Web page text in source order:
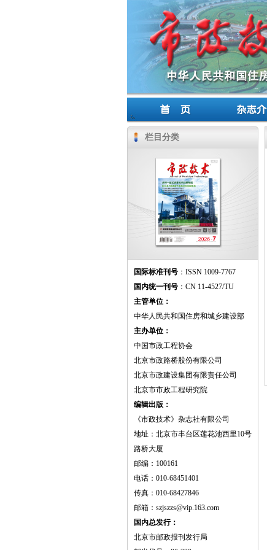
栏目分类
国际标准刊号 ：ISSN 1009-7767
国内统一刊号 ：CN 11-4527/TU
主管单位：
中华人民共和国住房和城乡建设部
主办单位：
中国市政工程协会
北京市政路桥股份有限公司
北京市政建设集团有限责任公司
北京市市政工程研究院
编辑出版：
《市政技术》杂志社有限公司
地址：北京市丰台区莲花池西里10号
路桥大厦
邮编：100161
电话：010-68451401
传真：010-68427846
邮箱：szjszzs@vip.163.com
国内总发行：
北京市邮政报刊发行局